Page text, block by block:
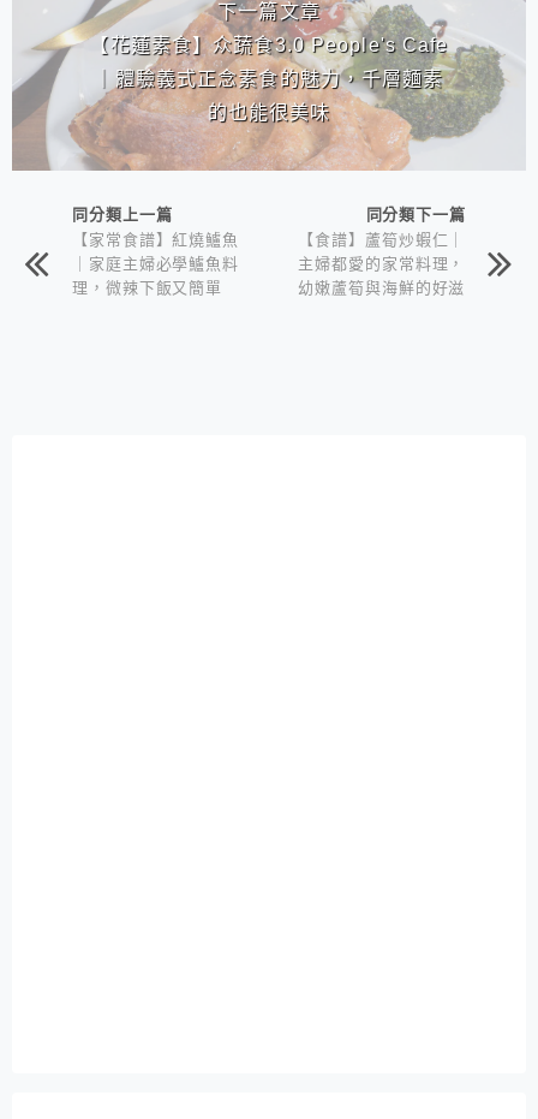
下一篇文章
【花蓮素食】众蔬食3.0 People's Cafe
｜體驗義式正念素食的魅力，千層麵素
的也能很美味
同分類上一篇
【家常食譜】紅燒鱸魚
｜家庭主婦必學鱸魚料
理，微辣下飯又簡單
同分類下一篇
【食譜】蘆筍炒蝦仁｜
主婦都愛的家常料理，
幼嫩蘆筍與海鮮的好滋